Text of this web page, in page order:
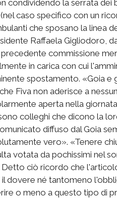
condividendo la serrata dei
caso specifico con un
che sposano la linea
Raffaela Gigliodoro,
commissione
in carica con cui
spostamento. «Goia
Fiva non aderisce a
aperta nella
colleghi che dicono la
diffuso dal Goia
vero». «Tenere
votata da pochissimi nel
ciò ricordo che
dovere né tantomeno
o meno a questo tipo di